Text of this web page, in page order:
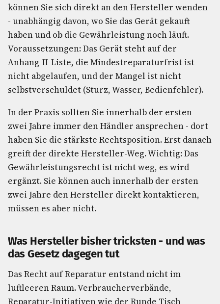
können Sie sich direkt an den Hersteller wenden
- unabhängig davon, wo Sie das Gerät gekauft
haben und ob die Gewährleistung noch läuft.
Voraussetzungen: Das Gerät steht auf der
Anhang-II-Liste, die Mindestreparaturfrist ist
nicht abgelaufen, und der Mangel ist nicht
selbstverschuldet (Sturz, Wasser, Bedienfehler).
In der Praxis sollten Sie innerhalb der ersten
zwei Jahre immer den Händler ansprechen - dort
haben Sie die stärkste Rechtsposition. Erst danach
greift der direkte Hersteller-Weg. Wichtig: Das
Gewährleistungsrecht ist nicht weg, es wird
ergänzt. Sie können auch innerhalb der ersten
zwei Jahre den Hersteller direkt kontaktieren,
müssen es aber nicht.
Was Hersteller bisher tricksten - und was
das Gesetz dagegen tut
Das Recht auf Reparatur entstand nicht im
luftleeren Raum. Verbraucherverbände,
Reparatur-Initiativen wie der Runde Tisch